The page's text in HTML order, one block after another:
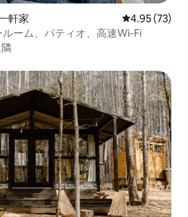
軒家 レビュー73
4.95 (73)
ーム、パティオ、高速Wi-Fi
です。